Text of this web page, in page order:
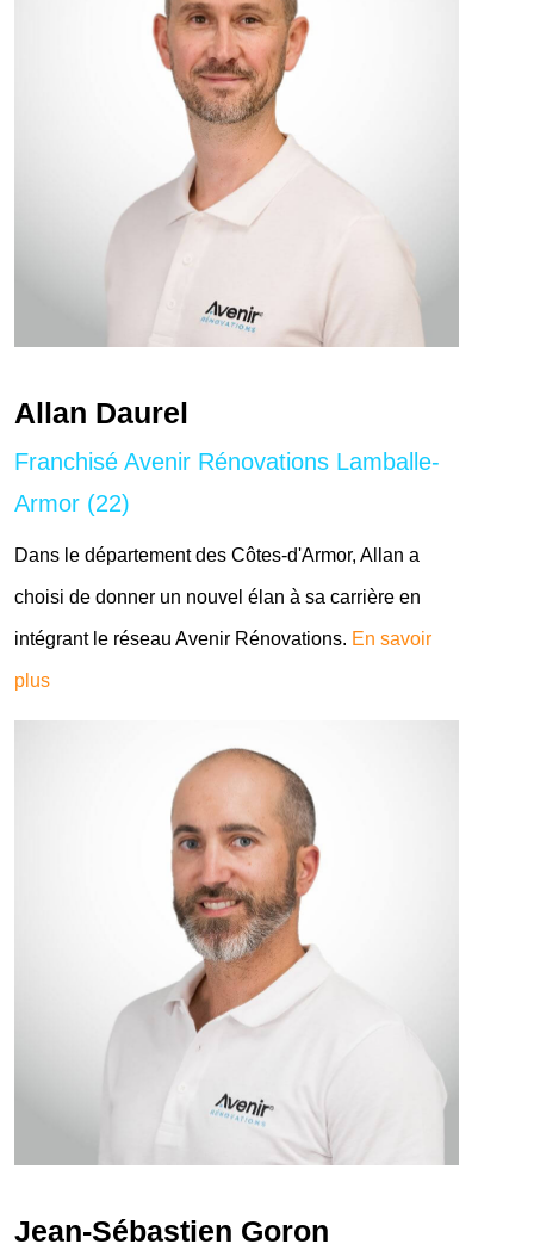
Allan Daurel
Franchisé Avenir Rénovations Lamballe-
Armor (22)
Dans le département des Côtes-d'Armor, Allan a
choisi de donner un nouvel élan à sa carrière en
intégrant le réseau Avenir Rénovations. En savoir
plus
Jean-Sébastien Goron